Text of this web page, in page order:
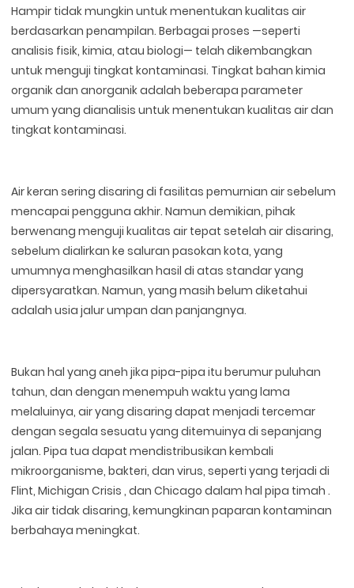
Hampir tidak mungkin untuk menentukan kualitas air
berdasarkan penampilan. Berbagai proses —seperti
analisis fisik, kimia, atau biologi— telah dikembangkan
untuk menguji tingkat kontaminasi. Tingkat bahan kimia
organik dan anorganik adalah beberapa parameter
umum yang dianalisis untuk menentukan kualitas air dan
tingkat kontaminasi.
Air keran sering disaring di fasilitas pemurnian air sebelum
mencapai pengguna akhir. Namun demikian, pihak
berwenang menguji kualitas air tepat setelah air disaring,
sebelum dialirkan ke saluran pasokan kota, yang
umumnya menghasilkan hasil di atas standar yang
dipersyaratkan. Namun, yang masih belum diketahui
adalah usia jalur umpan dan panjangnya.
Bukan hal yang aneh jika pipa-pipa itu berumur puluhan
tahun, dan dengan menempuh waktu yang lama
melaluinya, air yang disaring dapat menjadi tercemar
dengan segala sesuatu yang ditemuinya di sepanjang
jalan. Pipa tua dapat mendistribusikan kembali
mikroorganisme, bakteri, dan virus, seperti yang terjadi di
Flint, Michigan Crisis , dan Chicago dalam hal pipa timah .
Jika air tidak disaring, kemungkinan paparan kontaminan
berbahaya meningkat.